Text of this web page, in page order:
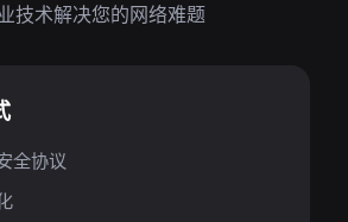
技术解决您的网络难题
全协议